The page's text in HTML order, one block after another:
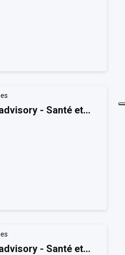
- Santé et
- Santé et